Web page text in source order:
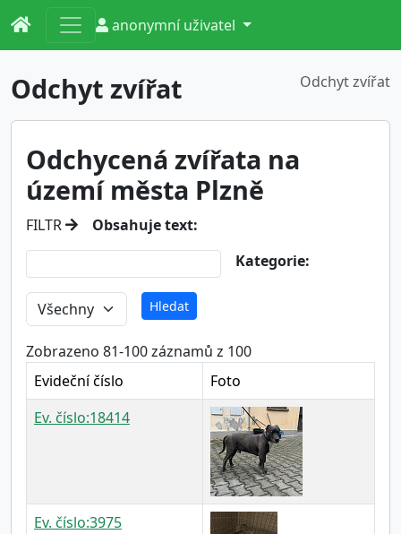
anonymní uživatel
Odchyt zvířat Odchyt zvířat
Odchycená zvířata na
území města Plzně
FILTR
Obsahuje text:
Kategorie:
Zobrazeno 81-100 záznamů z 100
Evideční číslo
Foto
Ev. číslo:18414
Ev. číslo:3975